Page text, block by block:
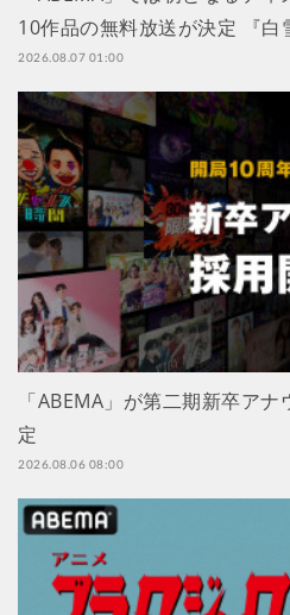
10作品の無料放送が決定 『
2026.08.07 01:00
「ABEMA」が第二期新卒ア
定
2026.08.06 08:00